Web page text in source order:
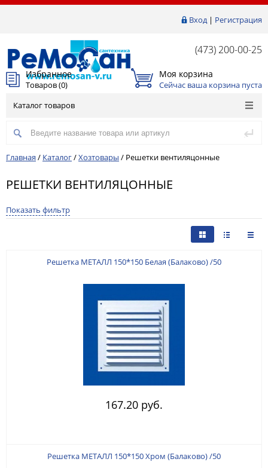
Вход| Регистрация
(473) 200-00-25
Избранное
Товаров (0)
Моя корзина
Сейчас ваша корзина пуста
Каталог товаров
Главная / Каталог/Хозтовары / Решетки вентиляцонные
РЕШЕТКИ ВЕНТИЛЯЦОННЫЕ
Показать фильтр
Решетка МЕТАЛЛ 150*150 Белая (Балаково) /50
167.20 руб.
Решетка МЕТАЛЛ 150*150 Хром (Балаково) /50